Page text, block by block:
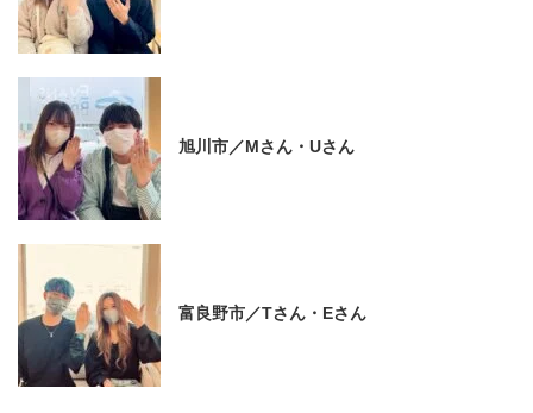
旭川市／Mさん・Uさん
富良野市／Tさん・Eさん